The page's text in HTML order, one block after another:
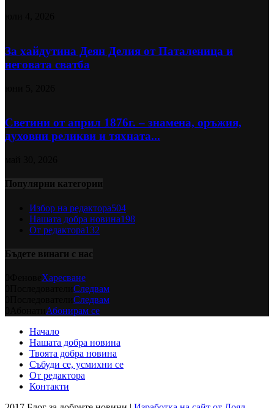
За хайдутина Деян Делия от Паталеница и
неговата сватба
Светини от април 1876г. – знамена, оръжия,
духовни реликви и тяхната...
Популярни категории
Избор на редактора504
Нашата добра новина198
От редактора132
Бъдете винаги с нас
Харесване
Следвам
Следвам
Абонирам се
Начало
Нашата добра новина
Твоята добра новина
Събуди се, усмихни се
От редактора
Контакти